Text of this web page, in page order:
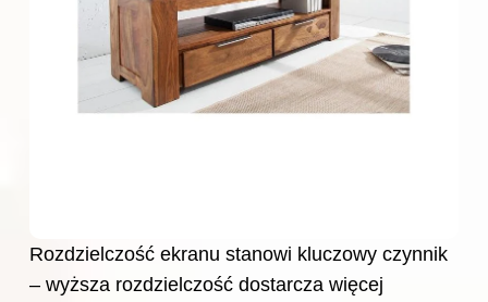
Rozdzielczość ekranu stanowi kluczowy czynnik
– wyższa rozdzielczość dostarcza więcej